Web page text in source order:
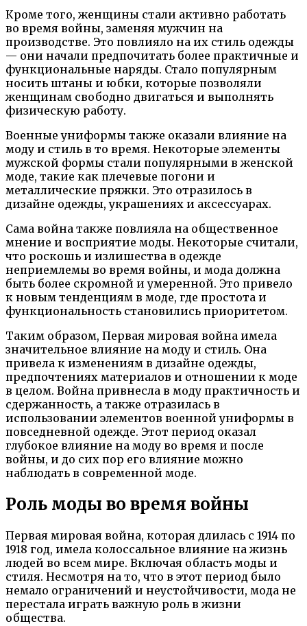
Кроме того, женщины стали активно работать
во время войны, заменяя мужчин на
производстве. Это повлияло на их стиль одежды
— они начали предпочитать более практичные и
функциональные наряды. Стало популярным
носить штаны и юбки, которые позволяли
женщинам свободно двигаться и выполнять
физическую работу.
Военные униформы также оказали влияние на
моду и стиль в то время. Некоторые элементы
мужской формы стали популярными в женской
моде, такие как плечевые погони и
металлические пряжки. Это отразилось в
дизайне одежды, украшениях и аксессуарах.
Сама война также повлияла на общественное
мнение и восприятие моды. Некоторые считали,
что роскошь и излишества в одежде
неприемлемы во время войны, и мода должна
быть более скромной и умеренной. Это привело
к новым тенденциям в моде, где простота и
функциональность становились приоритетом.
Таким образом, Первая мировая война имела
значительное влияние на моду и стиль. Она
привела к изменениям в дизайне одежды,
предпочтениях материалов и отношении к моде
в целом. Война привнесла в моду практичность и
сдержанность, а также отразилась в
использовании элементов военной униформы в
повседневной одежде. Этот период оказал
глубокое влияние на моду во время и после
войны, и до сих пор его влияние можно
наблюдать в современной моде.
Роль моды во время войны
Первая мировая война, которая длилась с 1914 по
1918 год, имела колоссальное влияние на жизнь
людей во всем мире. Включая область моды и
стиля. Несмотря на то, что в этот период было
немало ограничений и неустойчивости, мода не
перестала играть важную роль в жизни
общества.